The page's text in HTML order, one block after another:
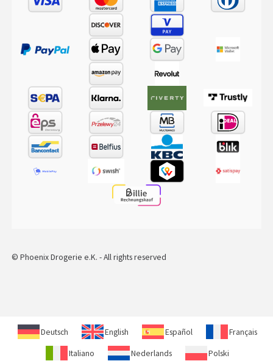
© Phoenix Drogerie e.K. - All rights reserved
Deutsch English Español Français
Italiano Nederlands Polski